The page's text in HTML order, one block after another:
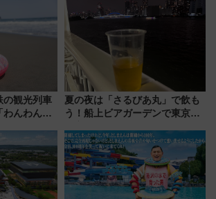
せば空きが見つかることも 混
雑避ける「空席」探しのコツ
の観光列車
わんわん列
夏の夜は「さるびあ丸」で飲も
う！船上ビアガーデンで東京湾
杯……工場直送生ビールや島グ
ルメが美味い